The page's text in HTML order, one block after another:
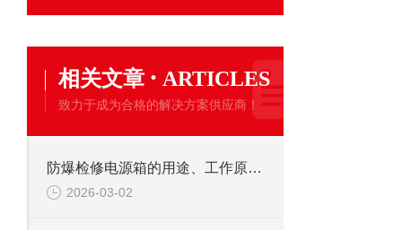
相关文章 · ARTICLES
致力于成为合格的解决方案供应商！
防爆检修电源箱的用途、工作原理与使用注意事项
2026-03-02